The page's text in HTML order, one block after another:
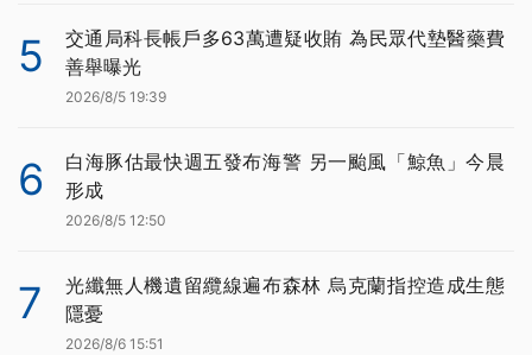
5
交通局科長帳戶多63萬遭疑收賄 為民眾代墊醫藥費
善舉曝光
2026/8/5 19:39
6
白海豚估最快週五發布海警 另一颱風「鯨魚」今晨
形成
2026/8/5 12:50
7
光纖無人機遺留纜線遍布森林 烏克蘭指控造成生態
隱憂
2026/8/6 15:51